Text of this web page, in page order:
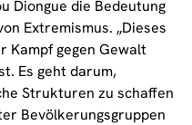
Diongue die Bedeutung
Extremismus. „Dieses
Kampf gegen Gewalt
Es geht darum,
Strukturen zu schaffen
Bevölkerungsgruppen